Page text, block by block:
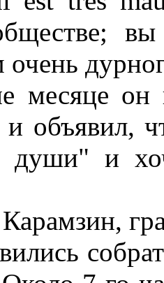
вы
очень
он
и объявил,
души" и